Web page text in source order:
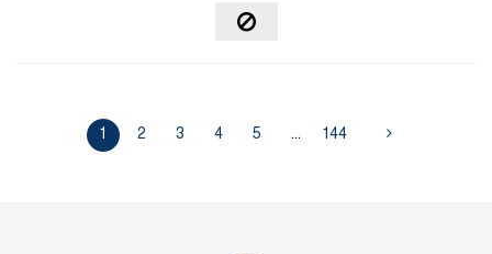
1 2 3 4 5 ... 144